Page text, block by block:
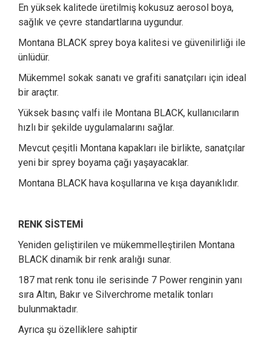
En yüksek kalitede üretilmiş kokusuz aerosol boya,
sağlık ve çevre standartlarına uygundur.
Montana BLACK sprey boya kalitesi ve güvenilirliği ile
ünlüdür.
Mükemmel sokak sanatı ve grafiti sanatçıları için ideal
bir araçtır.
Yüksek basınç valfi ile Montana BLACK, kullanıcıların
hızlı bir şekilde uygulamalarını sağlar.
Mevcut çeşitli Montana kapakları ile birlikte, sanatçılar
yeni bir sprey boyama çağı yaşayacaklar.
Montana BLACK hava koşullarına ve kışa dayanıklıdır.
RENK SİSTEMİ
Yeniden geliştirilen ve mükemmelleştirilen Montana
BLACK dinamik bir renk aralığı sunar.
187 mat renk tonu ile serisinde 7 Power renginin yanı
sıra Altın, Bakır ve Silverchrome metalik tonları
bulunmaktadır.
Ayrıca şu özelliklere sahiptir